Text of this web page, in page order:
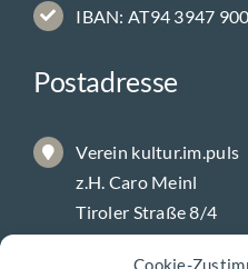
Cookie-
IBAN: AT94 3947
Postadresse
Verein kultur.im.puls
z.H. Caro Meinl
Tiroler Straße 8/4